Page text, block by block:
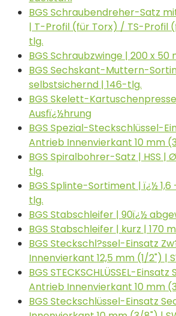
BGS Schraubendreher-Satz
| T-Profil (für Torx) / TS-Profil
tlg.
BGS Schraubzwinge | 200 x 50
BGS Sechskant-Muttern-
selbstsichernd | 146-tlg.
BGS Skelett-
Ausfï¿½hrung
BGS Spezial-Steckschlüssel-
Antrieb Innenvierkant 10 mm
BGS Spiralbohrer-Satz | HSS |
tlg.
BGS Splinte-Sortiment | ï¿½
tlg.
BGS Stabschleifer | 90ï¿½
BGS Stabschleifer | kurz | 170
BGS Steckschl?ssel-Einsatz
Innenvierkant 12,5 mm (1/2") |
BGS STECKSCHLÜSSEL-
Antrieb Innenvierkant 10 mm
BGS Steckschlüssel-Einsatz